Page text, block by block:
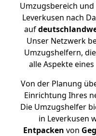
Umzugsbereich
Leverkusen nach
auf
Unser Netzwerk
Umzugshelfern,
alle Aspekte
Von der Planung
Einrichtung Ihres
Die Umzugshelfer
in Leverkusen
Entpacken von